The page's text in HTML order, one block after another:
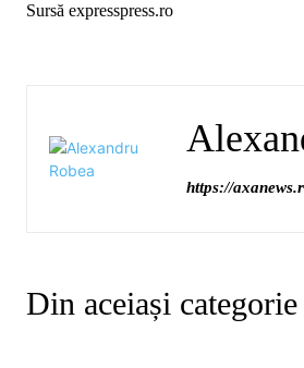
Sursă expresspress.ro
https://
Din aceiași categorie